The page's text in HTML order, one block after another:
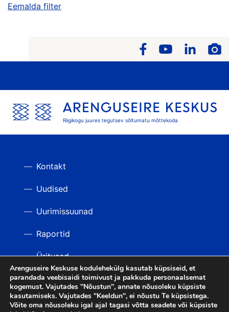
Eemalda filter
Riigikogu juures tegutsev sõltumatu mõttekoda
TAGASI ÜLES
Kontakt
Uudised
Uurimissuunad
Raportid
Üritused
Videod
Arenguseire Keskuse kodulehekülg kasutab küpsiseid, et
parandada veebisaidi toimivust ja pakkuda personaalsemat
kogemust. Vajutades "Nõustun", annate nõusoleku küpsiste
kasutamiseks. Vajutades "Keeldun", ei nõustu Te küpsistega.
Võite oma nõusoleku igal ajal tagasi võtta seadete või küpsiste